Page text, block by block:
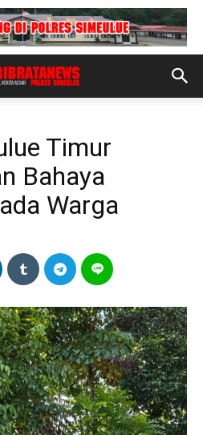
Timur
Bahaya
Warga